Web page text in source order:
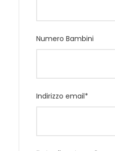
Numero Bambini
Indirizzo email*
Pace e di Preghiera.
La Quota Comprende
Stiva da 23 Kg